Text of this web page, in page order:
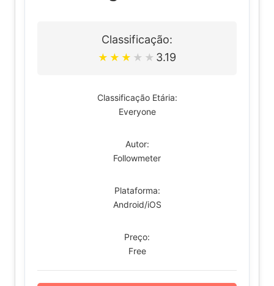
Classificação:
★ ★ ★ ★ ★ 3.19
Classificação Etária:
Everyone
Autor:
Followmeter
Plataforma:
Android/iOS
Preço:
Free